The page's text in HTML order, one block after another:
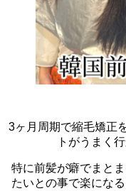
3ヶ月周期で縮毛矯正
トがうまく
特に前髪が癖でまと
たいとの事で楽にな